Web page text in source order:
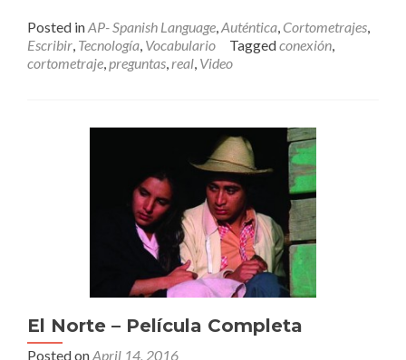
Posted inAP- Spanish Language Auténtica Cortometrajes
Escribir Tecnología Vocabulario Taggedconexión
cortometraje preguntas real Video
El Norte – Película Completa
Posted onApril 14, 2016